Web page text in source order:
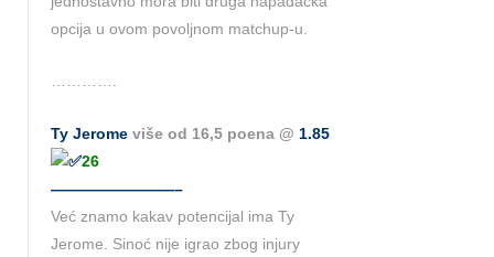
opcija u ovom povoljnom matchup-u.
Ty Jerome više od 16,5 poena @ 1.85
26
————————–
Već znamo kakav potencijal ima Ty
Jerome. Sinoć nije igrao zbog injury